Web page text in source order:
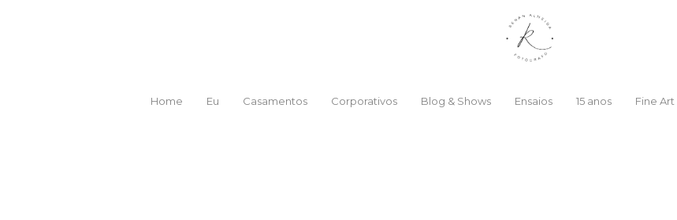
Home Eu Casamentos Corporativos Blog & Shows Ensaios 15 anos Fine Art